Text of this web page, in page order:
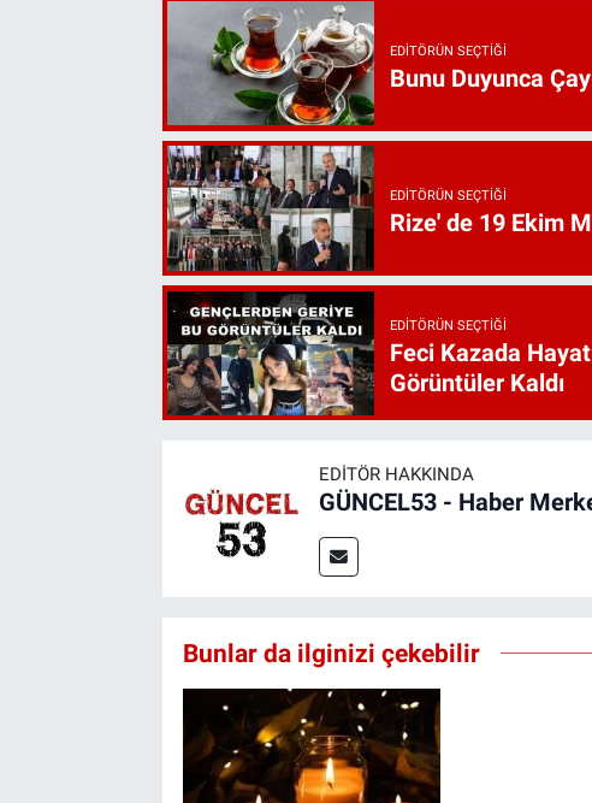
EDITÖRÜN SEÇTIĞI
Bunu Duyunca
EDITÖRÜN SEÇTIĞI
Rize' de 19 Ekim
EDITÖRÜN SEÇTIĞI
Feci Kazada
Görüntüler Kaldı
EDITÖR HAKKINDA
GÜNCEL53 - Haber
Bunlar da ilginizi çekebilir